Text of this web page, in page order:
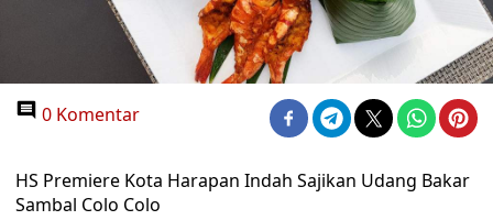
0 Komentar
HS Premiere Kota Harapan Indah Sajikan Udang Bakar
Sambal Colo Colo